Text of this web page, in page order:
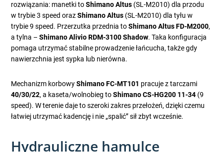
rozwiązania: manetki toShimano Altus (SL-M2010) dla przodu
w trybie 3 speed orazShimano Altus (SL-M2010) dla tyłu w
trybie 9 speed. Przerzutka przednia toShimano Altus FD-M2000,
a tylna –Shimano Alivio RDM-3100 Shadow. Taka konfiguracja
pomaga utrzymać stabilne prowadzenie łańcucha, także gdy
nawierzchnia jest sypka lub nierówna.
Mechanizm korbowyShimano FC-MT101 pracuje z tarczami
40/30/22, a kaseta/wolnobieg toShimano CS-HG200 11-34 (9
speed). W terenie daje to szeroki zakres przełożeń, dzięki czemu
łatwiej utrzymać kadencję i nie „spalić” sił zbyt wcześnie.
Hydrauliczne hamulce